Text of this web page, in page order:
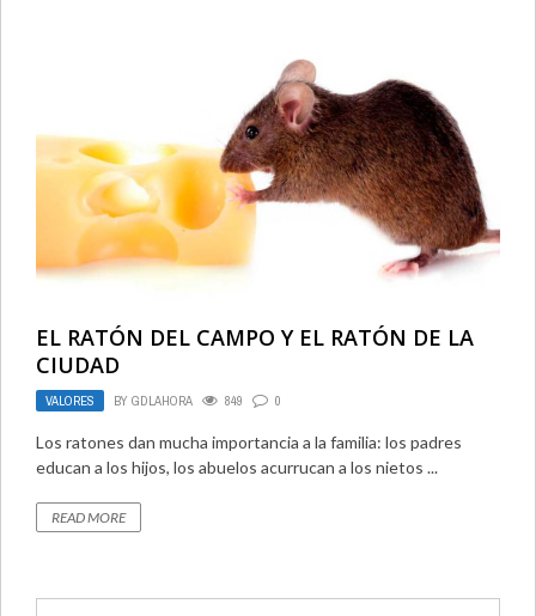
EL RATÓN DEL CAMPO Y EL RATÓN DE LA
CIUDAD
VALORES BY GDLAHORA 849 0
Los ratones dan mucha importancia a la familia: los padres
educan a los hijos, los abuelos acurrucan a los nietos ...
READ MORE